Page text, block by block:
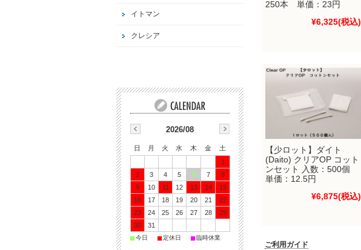
250本 単価：23円
¥6,325(税込)
【少ロット】ダイト
(Daito) クリアOP コット
ンセット 入数：500個
単価：12.5円
¥6,875(税込)
ご利用ガイド
イトマン
クレシア
2026/08
日 月 火 水 木 金
土
1
2
3 4 5 6 7
8
9
10 11 12 13 14
15
16
17 18 19 20 21
22
23
24 25 26 27 28
29
30
31
■今日 ■定休日 ■臨時休業